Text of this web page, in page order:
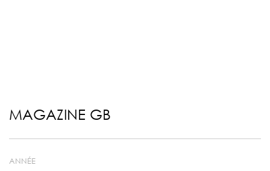
MAGAZINE GB
ANNÉE